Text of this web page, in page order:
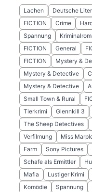
Lachen Deutsche
FICTION
Crime
Spannung
FICTION
General
FICTION
Mystery &
Mystery & Detective
Mystery & Detective
Small Town & Rural
Tierkrimi
Glennkill 3
The Sheep Detectives
Verfilmung
Miss
Farm
Sony Pictures
Schafe als Ermittler
Mafia
Lustiger Krimi
Komödie
Spannung